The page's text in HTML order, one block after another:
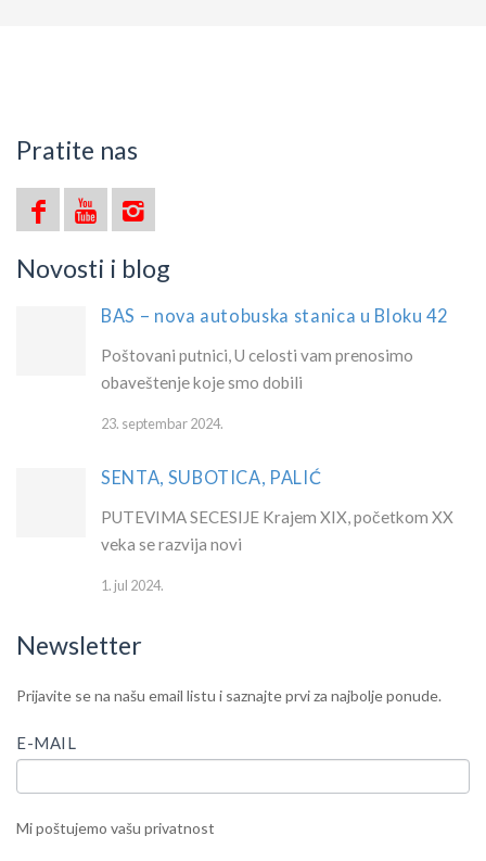
Pratite nas
Novosti i blog
BAS – nova autobuska stanica u Bloku 42
Poštovani putnici, U celosti vam prenosimo
obaveštenje koje smo dobili
23. septembar 2024.
SENTA, SUBOTICA, PALIĆ
PUTEVIMA SECESIJE Krajem XIX, početkom XX
veka se razvija novi
1. jul 2024.
Newsletter
Newsletter
Prijavite se na našu email listu i saznajte prvi za najbolje ponude.
E-MAIL
Mi poštujemo vašu privatnost
IF
ARE
HUMAN,
FIELD